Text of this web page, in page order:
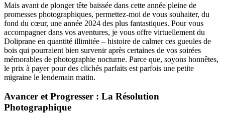
Mais avant de plonger tête baissée dans cette année pleine de
promesses photographiques, permettez-moi de vous souhaiter, du
fond du cœur, une année 2024 des plus fantastiques. Pour vous
accompagner dans vos aventures, je vous offre virtuellement du
Doliprane en quantité illimitée – histoire de calmer ces gueules de
bois qui pourraient bien survenir après certaines de vos soirées
mémorables de photographie nocturne. Parce que, soyons honnêtes,
le prix à payer pour des clichés parfaits est parfois une petite
migraine le lendemain matin.
Avancer et Progresser : La Résolution
Photographique